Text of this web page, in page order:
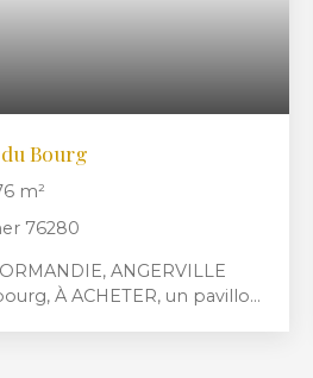
Bourg
m²
76280
ANGERVILLE
À ACHETER, un pavillon